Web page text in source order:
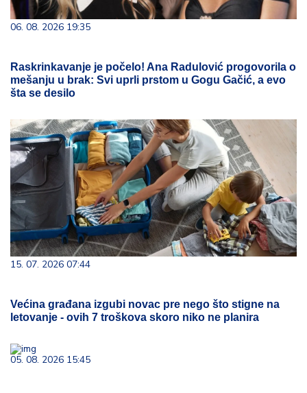
06. 08. 2026 19:35
Raskrinkavanje je počelo! Ana Radulović progovorila o
mešanju u brak: Svi uprli prstom u Gogu Gačić, a evo
šta se desilo
15. 07. 2026 07:44
Većina građana izgubi novac pre nego što stigne na
letovanje - ovih 7 troškova skoro niko ne planira
05. 08. 2026 15:45